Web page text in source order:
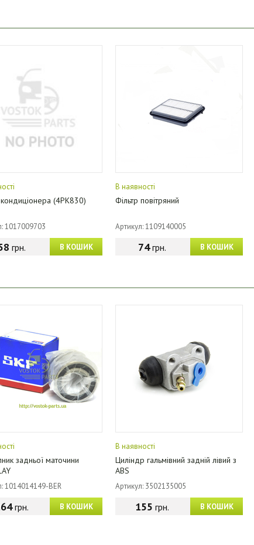
(4PK830)
1017009703
В КОШИК
грн.
В наявності
Фільтр повітряний
Артикул: 1109140005
В КОШИК
74грн.
задньої маточини
1014014149-BER
В КОШИК
грн.
В наявності
Циліндр гальмівний задній лівий з
ABS
Артикул: 3502135005
В КОШИК
155 грн.